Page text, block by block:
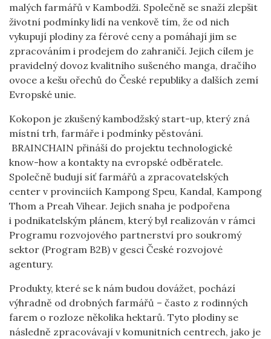
malých farmářů v Kambodži. Společně se snaží zlepšit
životní podmínky lidí na venkově tím, že od nich
vykupují plodiny za férové ceny a pomáhají jim se
zpracováním i prodejem do zahraničí. Jejich cílem je
pravidelný dovoz kvalitního sušeného manga, dračího
ovoce a kešu ořechů do České republiky a dalších zemí
Evropské unie.
Kokopon je zkušený kambodžský start-up, který zná
místní trh, farmáře i podmínky pěstování.
BRAINCHAIN přináší do projektu technologické
know-how a kontakty na evropské odběratele.
Společně budují síť farmářů a zpracovatelských
center v provinciích Kampong Speu, Kandal, Kampong
Thom a Preah Vihear. Jejich snaha je podpořena
i podnikatelským plánem, který byl realizován v rámci
Programu rozvojového partnerství pro soukromý
sektor (Program B2B) v gesci České rozvojové
agentury.
Produkty, které se k nám budou dovážet, pochází
výhradně od drobných farmářů – často z rodinných
farem o rozloze několika hektarů. Tyto plodiny se
následně zpracovávají v komunitních centrech, jako je